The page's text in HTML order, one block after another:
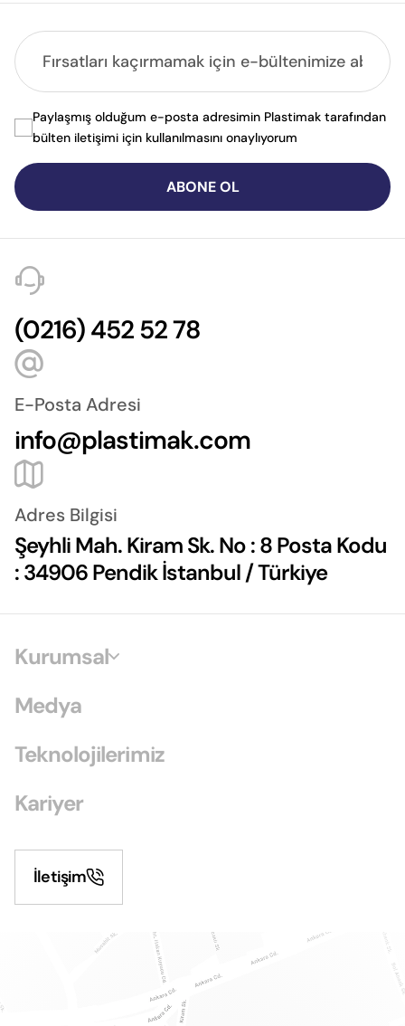
ABONE OL
Paylaşmış olduğum e-posta adresimin Plastimak tarafından
bülten iletişimi için kullanılmasını onaylıyorum
(0216) 452 52 78
E-Posta Adresi
info@plastimak.com
Adres Bilgisi
Şeyhli Mah. Kiram Sk. No : 8 Posta Kodu
: 34906 Pendik İstanbul / Türkiye
Kurumsal
Medya
Teknolojilerimiz
Kariyer
İletişim